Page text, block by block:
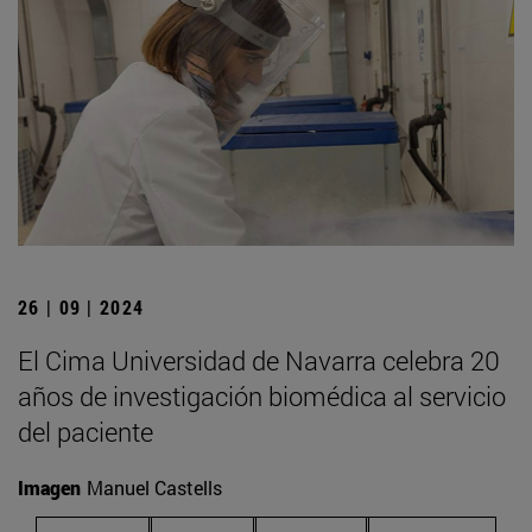
26 | 09 | 2024
El Cima Universidad de Navarra celebra 20
años de investigación biomédica al servicio
del paciente
Imagen Manuel Castells